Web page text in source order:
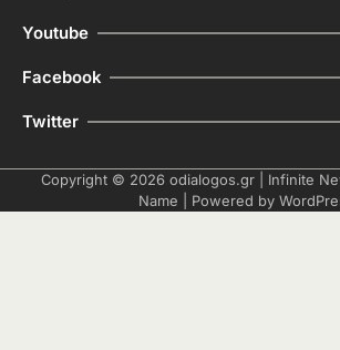
Youtube
Facebook
Twitter
Copyright © 2026 odialogos.gr | Infinite
Name | Powered by